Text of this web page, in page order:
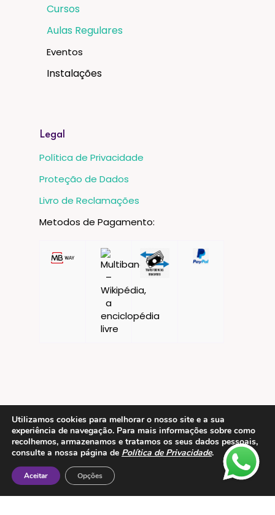
Cursos
Aulas Regulares
Eventos
Instalações
Legal
Política de Privacidade
Proteção de Dados
Livro de Reclamações
Metodos de Pagamento:
Contactos
ESMTC – Escola de Medicina Tradicional
Chinesa
Rua de Dona Estefânia nº 175 1000-154 Lisboa
Utilizamos cookies para melhorar o nosso site e a sua
experiência de navegação. Para mais informações sobre como
recolhemos, armazenamos e tratamos os seus dados pessoais,
consulte a nossa página de Política de Privacidade.
Aceitar Opções